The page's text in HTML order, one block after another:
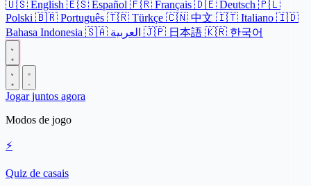
🇺🇸 English 🇪🇸 Español 🇫🇷 Français 🇩🇪 Deutsch 🇵🇱
Polski 🇧🇷 Português 🇹🇷 Türkçe 🇨🇳 中文 🇮🇹 Italiano 🇮🇩
Bahasa Indonesia 🇸🇦 🇯🇵 日本語 🇰🇷 한국어
Jogar juntos agora
Modos de jogo
⚡
Quiz de casais